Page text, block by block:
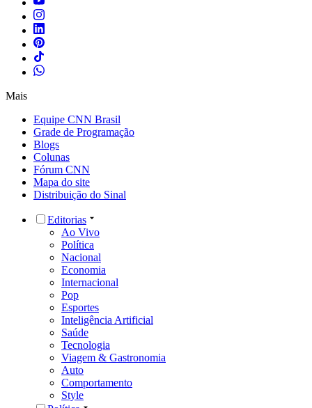
Mais
Equipe CNN Brasil
Grade de Programação
Blogs
Colunas
Fórum CNN
Mapa do site
Distribuição do Sinal
Editorias
Ao Vivo
Política
Nacional
Economia
Internacional
Pop
Esportes
Inteligência Artificial
Saúde
Tecnologia
Viagem & Gastronomia
Auto
Comportamento
Style